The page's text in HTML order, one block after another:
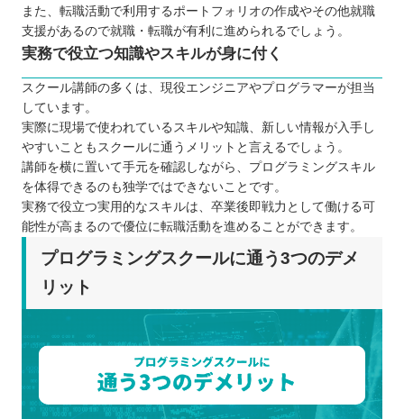
また、転職活動で利用するポートフォリオの作成やその他就職
支援があるので就職・転職が有利に進められるでしょう。
実務で役立つ知識やスキルが身に付く
スクール講師の多くは、現役エンジニアやプログラマーが担当
しています。
実際に現場で使われているスキルや知識、新しい情報が入手し
やすいこともスクールに通うメリットと言えるでしょう。
講師を横に置いて手元を確認しながら、プログラミングスキル
を体得できるのも独学ではできないことです。
実務で役立つ実用的なスキルは、卒業後即戦力として働ける可
能性が高まるので優位に転職活動を進めることができます。
プログラミングスクールに通う3つのデメ
リット